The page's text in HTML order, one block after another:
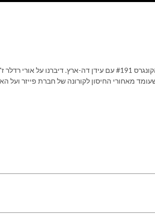
הקונגרס #191 עם עידן דה-ארץ. דיברנו על